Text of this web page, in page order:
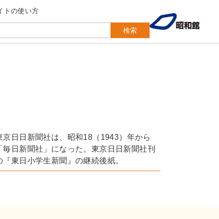
検索
トの使い方
京日日新聞社は、昭和18（1943）年から
毎日新聞社」になった。東京日日新聞社刊
『東日小学生新聞』の継続後紙。